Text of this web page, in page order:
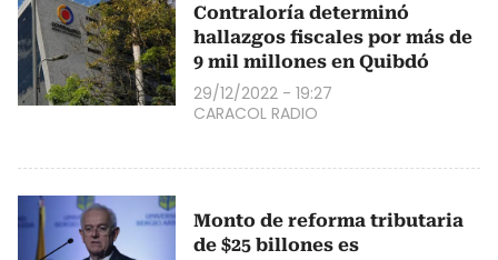
Contraloría determinó
hallazgos fiscales por más de
9 mil millones en Quibdó
29/12/2022 - 19:27
CARACOL RADIO
Monto de reforma tributaria
de $25 billones es